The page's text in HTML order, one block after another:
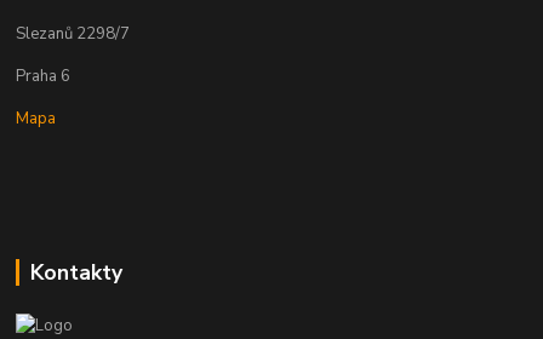
Slezanů 2298/7
Praha 6
Mapa
Kontakty